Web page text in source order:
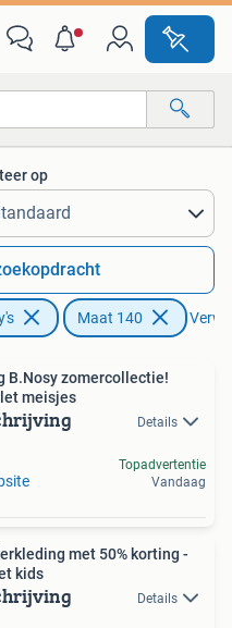
op
Maat 140
B.Nosy zomercollectie!
meisjes
Details
Topadvertentie
Vandaag
met 50% korting -
kids
Details